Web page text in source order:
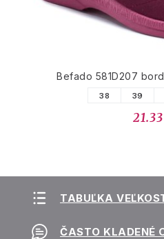
Befado 581D207
38 39
TABUĽKA
ČASTO KLADENÉ